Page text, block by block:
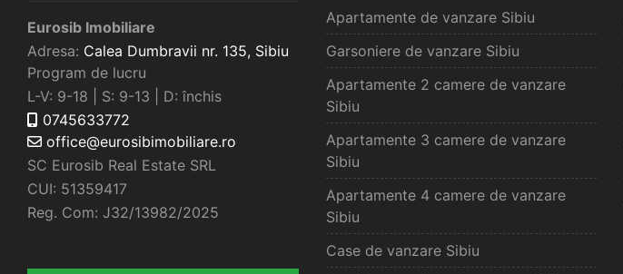
Eurosib Imobiliare
Adresa: Calea Dumbravii nr. 135, Sibiu
Program de lucru
L-V: 9-18 | S: 9-13 | D: închis
0745633772
office@eurosibimobiliare.ro
SC Eurosib Real Estate SRL
CUI: 51359417
Reg. Com: J32/13982/2025
Apartamente de vanzare Sibiu
Garsoniere de vanzare Sibiu
Apartamente 2 camere de vanzare
Sibiu
Apartamente 3 camere de vanzare
Sibiu
Apartamente 4 camere de vanzare
Sibiu
Case de vanzare Sibiu